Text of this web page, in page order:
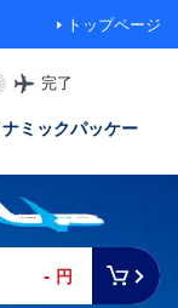
トップページ
完了
ミックパッケー
- 円